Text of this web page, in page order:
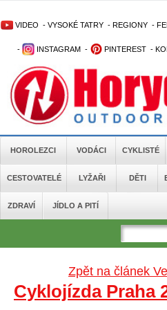
VIDEO - VYSOKÉ TATRY - REGIONY -
- INSTAGRAM - PINTEREST -
HOROLEZCI VODÁCI CYKLISTÉ
CESTOVATELÉ LYŽAŘI DĚTI
ZDRAVÍ JÍDLO A PITÍ
Zpět na článek
Cyklojízda Praha